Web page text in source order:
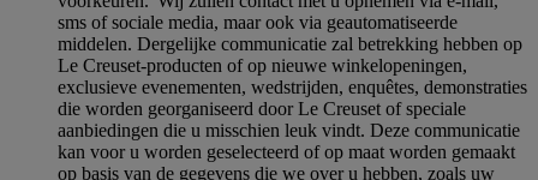
sms of sociale media, maar ook via geautomatiseerde
middelen. Dergelijke communicatie zal betrekking hebben op
Le Creuset-producten of op nieuwe winkelopeningen,
exclusieve evenementen, wedstrijden, enquêtes, demonstraties
die worden georganiseerd door Le Creuset of speciale
aanbiedingen die u misschien leuk vindt. Deze communicatie
kan voor u worden geselecteerd of op maat worden gemaakt
op basis van de gegevens die we over u hebben, zoals uw